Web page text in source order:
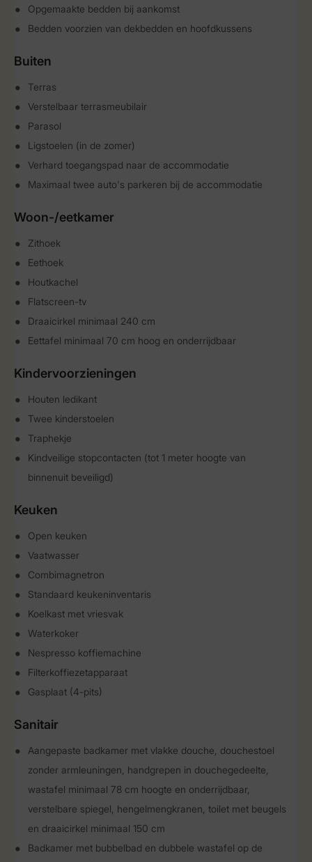
Opgemaakte bedden bij aankomst
Bedden voorzien van dekbedden en hoofdkussens
Buiten
Terras
Verstelbaar terrasmeubilair
Parasol
Ligstoelen (in de zomer)
Verhard toegangspad naar de accommodatie
Maximaal twee auto's parkeren bij de accommodatie
Woon-/eetkamer
Zithoek
Eethoek
Houtkachel
Flatscreen-tv
Draaicirkel minimaal 240 cm
Eettafel minimaal 70 cm hoog en onderrijdbaar
Kindervoorzieningen
Houten ledikant
Twee kinderstoelen
Traphekje
Kindveilige stopcontacten (tot 1 meter hoogte van
binnenuit beveiligd)
Keuken
Open keuken
Vaatwasser
Combimagnetron
Standaard keukeninventaris
Koelkast met vriesvak
Waterkoker
Nespresso koffiemachine
Filterkoffiezetapparaat
Gasplaat (4-pits)
Sanitair
Aangepaste badkamer met vlakke douche, douchestoel
zonder armleuningen, handgrepen in douchegedeelte,
wastafel minimaal 78 cm hoogte en onderrijdbaar,
verstelbare spiegel, hengelmengkranen, toilet met beugels
en draaicirkel minimaal 150 cm
Badkamer met bubbelbad en dubbele wastafel op de